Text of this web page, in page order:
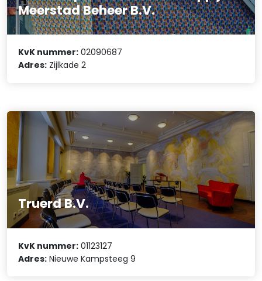
Meerstad Beheer B.V.
KvK nummer: 02090687
Adres: Zijlkade 2
Truerd B.V.
KvK nummer: 01123127
Adres: Nieuwe Kampsteeg 9